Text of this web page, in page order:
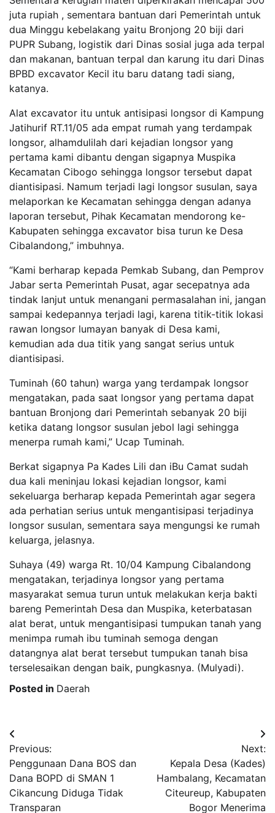
juta rupiah , sementara bantuan dari Pemerintah untuk
dua Minggu kebelakang yaitu Bronjong 20 biji dari
PUPR Subang, logistik dari Dinas sosial juga ada terpal
dan makanan, bantuan terpal dan karung itu dari Dinas
BPBD excavator Kecil itu baru datang tadi siang,
katanya.
Alat excavator itu untuk antisipasi longsor di Kampung
Jatihurif RT.11/05 ada empat rumah yang terdampak
longsor, alhamdulilah dari kejadian longsor yang
pertama kami dibantu dengan sigapnya Muspika
Kecamatan Cibogo sehingga longsor tersebut dapat
diantisipasi. Namum terjadi lagi longsor susulan, saya
melaporkan ke Kecamatan sehingga dengan adanya
laporan tersebut, Pihak Kecamatan mendorong ke-
Kabupaten sehingga excavator bisa turun ke Desa
Cibalandong,” imbuhnya.
“Kami berharap kepada Pemkab Subang, dan Pemprov
Jabar serta Pemerintah Pusat, agar secepatnya ada
tindak lanjut untuk menangani permasalahan ini, jangan
sampai kedepannya terjadi lagi, karena titik-titik lokasi
rawan longsor lumayan banyak di Desa kami,
kemudian ada dua titik yang sangat serius untuk
diantisipasi.
Tuminah (60 tahun) warga yang terdampak longsor
mengatakan, pada saat longsor yang pertama dapat
bantuan Bronjong dari Pemerintah sebanyak 20 biji
ketika datang longsor susulan jebol lagi sehingga
menerpa rumah kami,” Ucap Tuminah.
Berkat sigapnya Pa Kades Lili dan iBu Camat sudah
dua kali meninjau lokasi kejadian longsor, kami
sekeluarga berharap kepada Pemerintah agar segera
ada perhatian serius untuk mengantisipasi terjadinya
longsor susulan, sementara saya mengungsi ke rumah
keluarga, jelasnya.
Suhaya (49) warga Rt. 10/04 Kampung Cibalandong
mengatakan, terjadinya longsor yang pertama
masyarakat semua turun untuk melakukan kerja bakti
bareng Pemerintah Desa dan Muspika, keterbatasan
alat berat, untuk mengantisipasi tumpukan tanah yang
menimpa rumah ibu tuminah semoga dengan
datangnya alat berat tersebut tumpukan tanah bisa
terselesaikan dengan baik, pungkasnya. (Mulyadi).
Posted in Daerah
Post
navigation
Previous:
Penggunaan Dana BOS dan
Dana BOPD di SMAN 1
Cikancung Diduga Tidak
Transparan
Next:
Kepala Desa (Kades)
Hambalang, Kecamatan
Citeureup, Kabupaten
Bogor Menerima